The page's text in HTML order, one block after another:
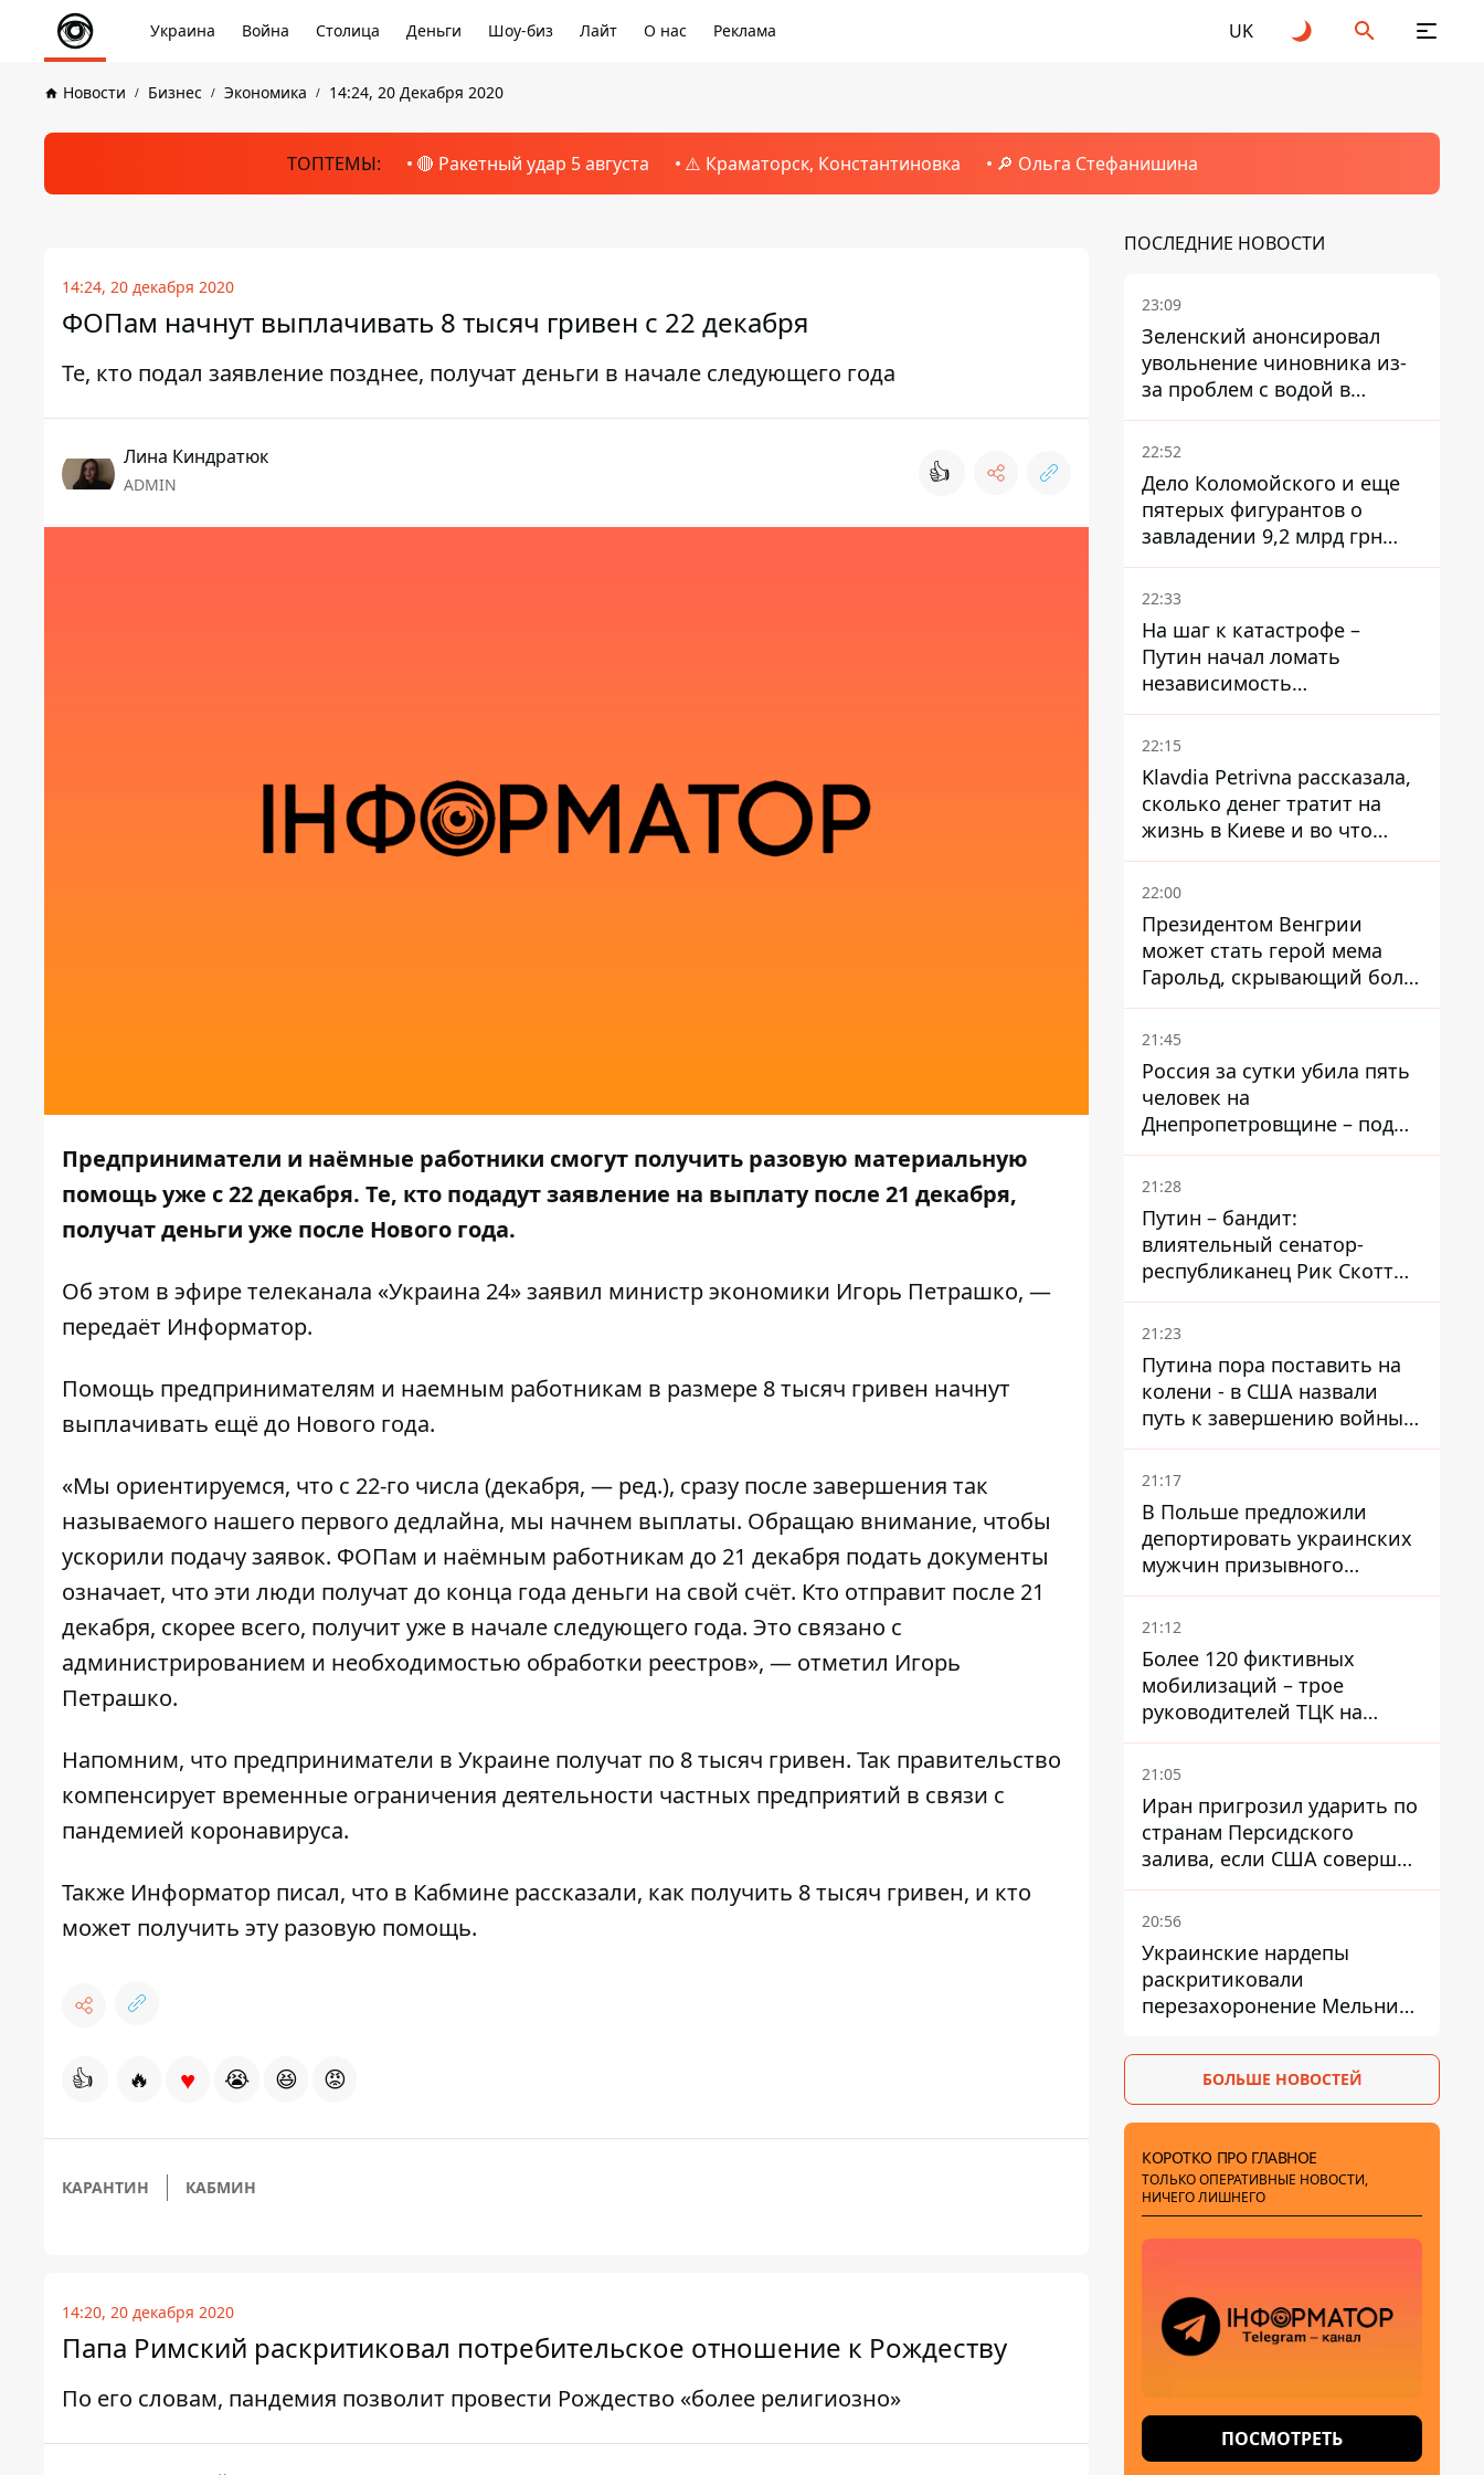
Украина Война Столица Деньги Шоу-биз Лайт О нас Реклама UK
Новости Бизнес Экономика 14:24, 20 Декабря 2020
ТОПТЕМЫ: 🔴 Ракетный удар 5 августа ⚠️ Краматорск, Константиновка 🔎 Ольга Стефанишина
14:24, 20 декабря 2020
ФОПам начнут выплачивать 8 тысяч гривен с 22 декабря
Те, кто подал заявление позднее, получат деньги в начале следующего года
Лина Киндратюк
ADMIN 👍
Предприниматели и наёмные работники смогут получить разовую материальную
помощь уже с 22 декабря. Те, кто подадут заявление на выплату после 21 декабря,
получат деньги уже после Нового года.
Об этом в эфире телеканала «Украина 24»заявил министр экономики Игорь Петрашко, —
передаёт Информатор.
Помощь предпринимателям и наемным работникам в размере 8 тысяч гривен начнут
выплачивать ещё до Нового года.
«Мы ориентируемся, что с 22-го числа (декабря, — ред.), сразу после завершения так
называемого нашего первого дедлайна, мы начнем выплаты. Обращаю внимание, чтобы
ускорили подачу заявок. ФОПам и наёмным работникам до 21 декабря подать документы
означает, что эти люди получат до конца года деньги на свой счёт. Кто отправит после 21
декабря, скорее всего, получит уже в начале следующего года. Это связано с
администрированием и необходимостью обработки реестров», — отметил Игорь
Петрашко.
Напомним, что предприниматели в Украине получат по 8 тысяч гривен. Так правительство
компенсирует временные ограничения деятельности частных предприятий в связи с
пандемией коронавируса.
Также Информатор писал, что в Кабмине рассказали, как получить 8 тысяч гривен, и кто
может получить эту разовую помощь.
👍 🔥 ♥ 😭 😆 😡
КАРАНТИН КАБМИН
14:20, 20 декабря 2020
Папа Римский раскритиковал потребительское отношение к Рождеству
По его словам, пандемия позволит провести Рождество «более религиозно»
ПОСЛЕДНИЕ НОВОСТИ
23:09
Зеленский анонсировал
увольнение чиновника из-
за проблем с водой в
Марганце
22:52
Дело Коломойского и еще
пятерых фигурантов о
завладении 9,2 млрд грн
ПриватБанка направили в
суд
22:33
На шаг к катастрофе –
Путин начал ломать
независимость
собственного Центробанка,
заставив снизить базовую
ставку
22:15
Klavdia Petrivna рассказала,
сколько денег тратит на
жизнь в Киеве и во что
вкладывает миллионы
22:00
Президентом Венгрии
может стать герой мема
Гарольд, скрывающий боль
– он возглавил народное
голосование
21:45
Россия за сутки убила пять
человек на
Днепропетровщине – под
ударами оказались пять
районов области
21:28
Путин – бандит:
влиятельный сенатор-
республиканец Рик Скотт
призвал Конгресс привлечь
РФ к ответственности за
21:23
Путина пора поставить на
колени - в США назвали
путь к завершению войны -
National Security Journal
21:17
В Польше предложили
депортировать украинских
мужчин призывного
возраста - кого это может
затронуть
21:12
Более 120 фиктивных
мобилизаций – трое
руководителей ТЦК на
Волыни и Буковине
получили подозрения за
21:05
Иран пригрозил ударить по
странам Персидского
залива, если США совершат
хотя бы одну атаку - Reuters
20:56
Украинские нардепы
раскритиковали
перезахоронение Мельника
дипломатической изоляции
БОЛЬШЕ НОВОСТЕЙ
КОРОТКО ПРО ГЛАВНОЕ
ТОЛЬКО ОПЕРАТИВНЫЕ НОВОСТИ,
НИЧЕГО ЛИШНЕГО
ПОСМОТРЕТЬ